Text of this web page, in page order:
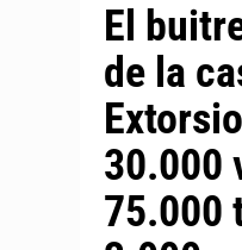
El
de la
30.000
75.000